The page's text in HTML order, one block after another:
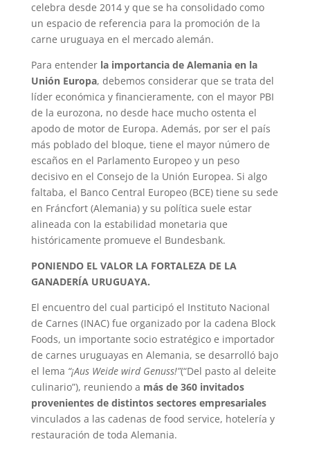
celebra desde 2014 y que se ha consolidado como
un espacio de referencia para la promoción de la
carne uruguaya en el mercado alemán.
Para entender la importancia de Alemania en la
Unión Europa, debemos considerar que se trata del
líder económica y financieramente, con el mayor PBI
de la eurozona, no desde hace mucho ostenta el
apodo de motor de Europa. Además, por ser el país
más poblado del bloque, tiene el mayor número de
escaños en el Parlamento Europeo y un peso
decisivo en el Consejo de la Unión Europea. Si algo
faltaba, el Banco Central Europeo (BCE) tiene su sede
en Fráncfort (Alemania) y su política suele estar
alineada con la estabilidad monetaria que
históricamente promueve el Bundesbank.
PONIENDO EL VALOR LA FORTALEZA DE LA
GANADERÍA URUGUAYA.
El encuentro del cual participó el Instituto Nacional
de Carnes (INAC) fue organizado por la cadena Block
Foods, un importante socio estratégico e importador
de carnes uruguayas en Alemania, se desarrolló bajo
el lema “¡Aus Weide wird Genuss!”(“Del pasto al deleite
culinario”), reuniendo a más de 360 invitados
provenientes de distintos sectores empresariales
vinculados a las cadenas de food service, hotelería y
restauración de toda Alemania.